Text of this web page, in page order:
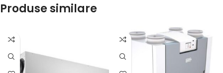
Produse similare